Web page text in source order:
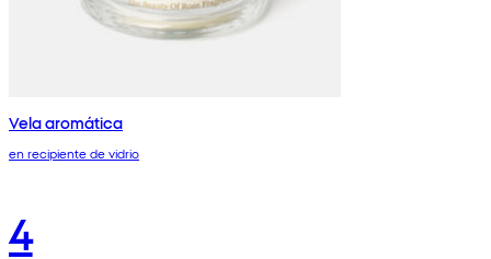
Vela aromática
en recipiente de vidrio
4